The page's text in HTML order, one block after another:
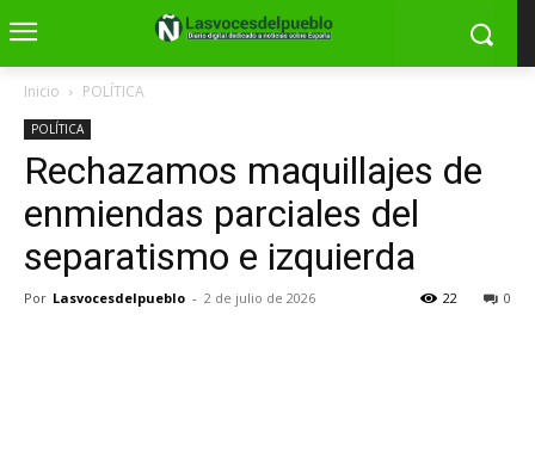
Inicio POLÍTICA
POLÍTICA
Rechazamos maquillajes de
enmiendas parciales del
separatismo e izquierda
Por Lasvocesdelpueblo - 2 de julio de 2026 0
22